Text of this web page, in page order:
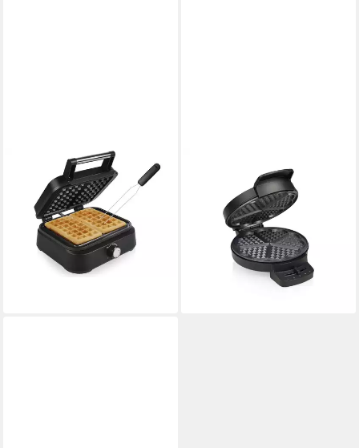
Waffeleisen, 1500 W, für 2
Belgische & Brüsseler Waffeln
Doppel Wafflemaker mit
Waffelgabel
62,99 €
lieferbar - in 3-4 Werktagen bei dir
01.132378.01.001, 1000 W, 5
herzförmige Waffeln pro
Portion - 1000 Watt
29,99 € UVP39,99 €